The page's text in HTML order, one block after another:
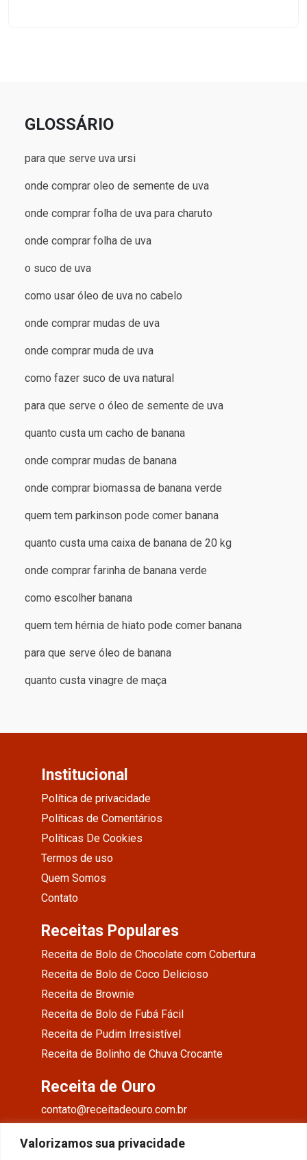
Valorizamos sua privacidade
GLOSSÁRIO
para que serve uva ursi
onde comprar oleo de semente de uva
onde comprar folha de uva para charuto
onde comprar folha de uva
o suco de uva
como usar óleo de uva no cabelo
onde comprar mudas de uva
onde comprar muda de uva
como fazer suco de uva natural
para que serve o óleo de semente de uva
quanto custa um cacho de banana
onde comprar mudas de banana
onde comprar biomassa de banana verde
quem tem parkinson pode comer banana
quanto custa uma caixa de banana de 20 kg
onde comprar farinha de banana verde
como escolher banana
quem tem hérnia de hiato pode comer banana
para que serve óleo de banana
quanto custa vinagre de maça
Institucional
Política de privacidade
Políticas de Comentários
Políticas De Cookies
Termos de uso
Quem Somos
Contato
Receitas Populares
Receita de Bolo de Chocolate com Cobertura
Receita de Bolo de Coco Delicioso
Receita de Brownie
Receita de Bolo de Fubá Fácil
Receita de Pudim Irresistível
Receita de Bolinho de Chuva Crocante
Receita de Ouro
contato@receitadeouro.com.br
Facebook